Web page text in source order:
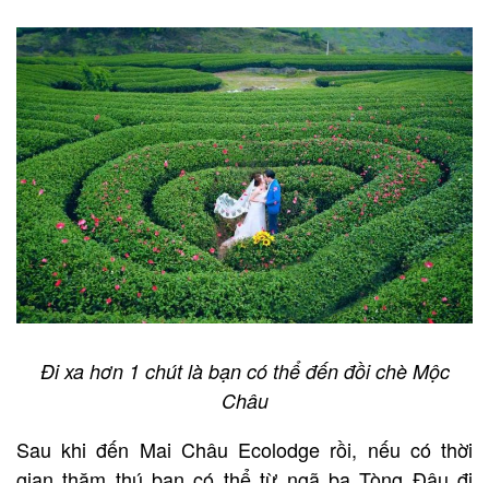
Đi xa hơn 1 chút là bạn có thể đến đồi chè Mộc
Châu
Sau khi đến Mai Châu Ecolodge rồi, nếu có thời